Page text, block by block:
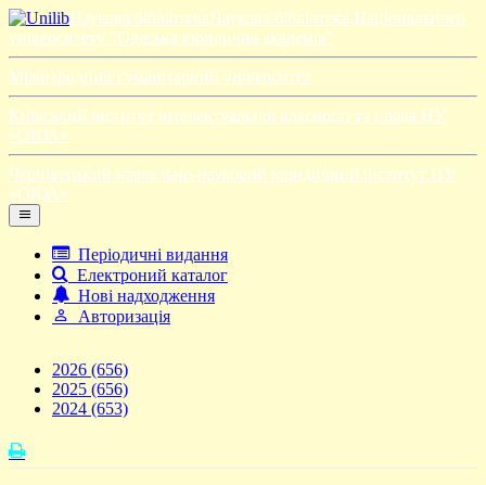
Наукова бібліотекаНаукова бібліотека Національного
університету "Одеська юридична академія"
Міжнародний гуманітарний університет
Київський інститут інтелектуальної власності та права НУ
«ОЮА»
Чернівецький навчально-науковий юридичний інститут НУ
«ОЮА»
Періодичні видання
Електроний каталог
Нові надходження
Авторизація
2026 (656)
2025 (656)
2024 (653)